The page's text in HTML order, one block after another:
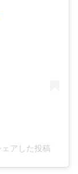
アした投稿